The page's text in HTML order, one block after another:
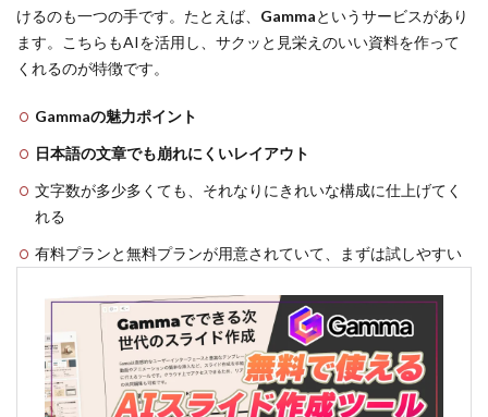
けるのも一つの手です。たとえば、 Gammaというサービスがあり
ます。こちらもAIを活用し、サクッと見栄えのいい資料を作って
くれるのが特徴です。
Gammaの魅力ポイント
日本語の文章でも崩れにくいレイアウト
文字数が多少多くても、それなりにきれいな構成に仕上げてく
れる
有料プランと無料プランが用意されていて、まずは試しやすい